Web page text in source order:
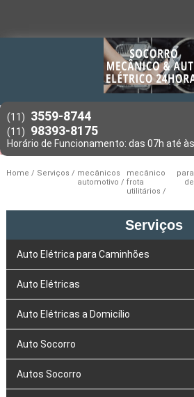
(11) 3559-8744
(11) 98393-8175
Home Serviços
mecânicos
automotivo
mecânico para
frota de
utilitários
Serviços
Auto Elétrica para Caminhões
Auto Elétricas
Auto Elétricas a Domicílio
Auto Socorro
Autos Socorro